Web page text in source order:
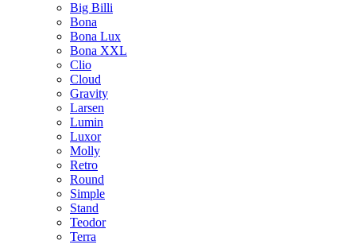
Big Billi
Bona
Bona Lux
Bona XXL
Clio
Cloud
Gravity
Larsen
Lumin
Luxor
Molly
Retro
Round
Simple
Stand
Teodor
Terra